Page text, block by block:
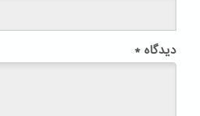
دیدگاه *